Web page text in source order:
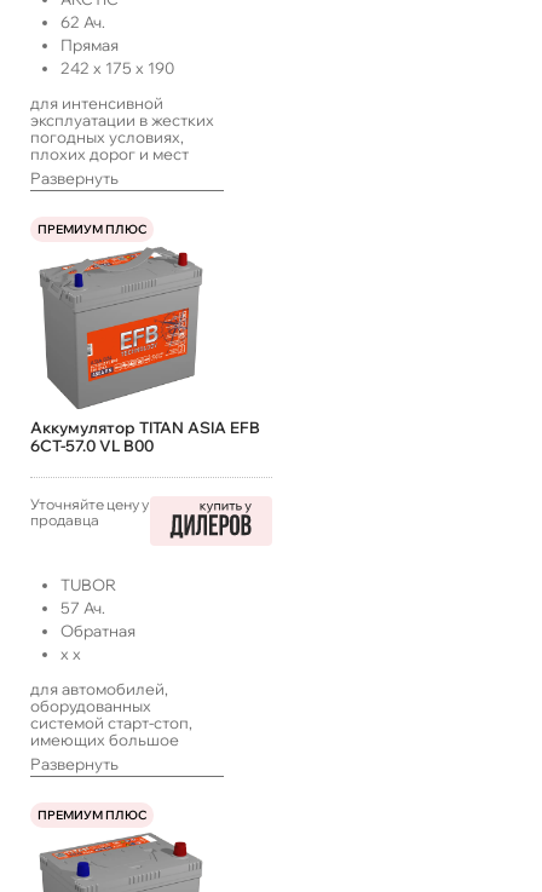
62 Ач.
Прямая
242 x 175 x 190
для интенсивной
эксплуатации в жестких
погодных условиях,
плохих дорог и мест
хранения техники
транспорта.
Развернуть
ПРЕМИУМ ПЛЮС
Аккумулятор TITAN ASIA EFB
6СТ-57.0 VL B00
Уточняйте цену у
продавца
TUBOR
57 Ач.
Обратная
x x
для автомобилей,
оборудованных
системой старт-стоп,
имеющих большое
количество
энергопотребителей,
с длительными
простоями, а также
систем ИПБ
Развернуть
ПРЕМИУМ ПЛЮС